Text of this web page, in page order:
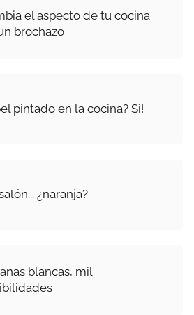
el aspecto de tu cocina
brochazo
pintado en la cocina? Si!
¿naranja?
blancas, mil